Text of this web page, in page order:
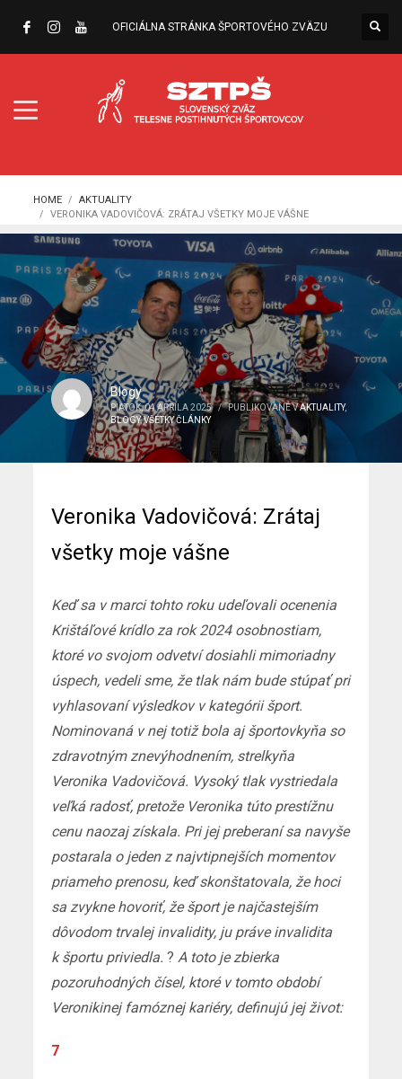
OFICIÁLNA STRÁNKA ŠPORTOVÉHO ZVÄZU
HOME
AKTUALITY
VERONIKA VADOVIČOVÁ: ZRÁTAJ VŠETKY MOJE VÁŠNE
Blogy
PIATOK, 04 APRÍLA 2025 / PUBLIKOVANÉ VAKTUALITY,
BLOGY,VŠETKY ČLÁNKY
Veronika Vadovičová: Zrátaj
všetky moje vášne
Keď sa v marci tohto roku udeľovali ocenenia
Krištáľové krídlo za rok 2024 osobnostiam,
ktoré vo svojom odvetví dosiahli mimoriadny
úspech, vedeli sme, že tlak nám bude stúpať pri
vyhlasovaní výsledkov v kategórii šport.
Nominovaná v nej totiž bola aj športovkyňa so
zdravotným znevýhodnením, strelkyňa
Veronika Vadovičová. Vysoký tlak vystriedala
veľká radosť, pretože Veronika túto prestížnu
cenu naozaj získala. Pri jej preberaní sa navyše
postarala o jeden z najvtipnejších momentov
priameho prenosu, keď skonštatovala, že hoci
sa zvykne hovoriť, že šport je najčastejším
dôvodom trvalej invalidity, ju práve invalidita
k športu priviedla.? A toto je zbierka
pozoruhodných čísel, ktoré v tomto období
Veronikinej famóznej kariéry, definujú jej život:
7